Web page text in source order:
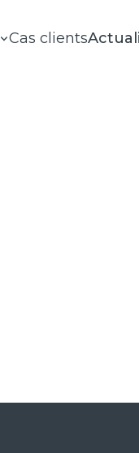
Cas clients